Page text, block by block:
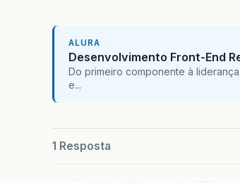
ALURA
Desenvolvimento Front-End
Do primeiro componente à
e...
1 Resposta